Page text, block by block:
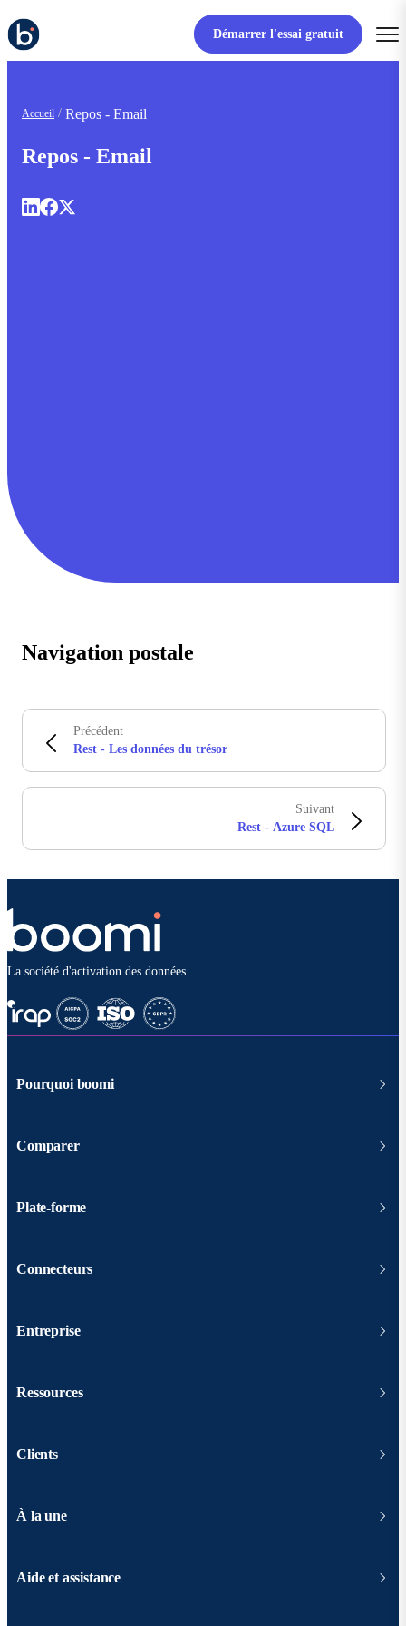
Démarrer l'essai gratuit
Accueil Repos - Email
Repos - Email
Navigation postale
Précédent
Rest - Les données du trésor
Suivant
Rest - Azure SQL
La société d'activation des données
Pourquoi boomi
Comparer
Plate-forme
Connecteurs
Entreprise
Ressources
Clients
À la une
Aide et assistance